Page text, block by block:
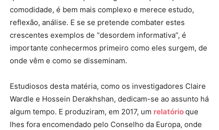
comodidade, é bem mais complexo e merece estudo,
reflexão, análise. E se se pretende combater estes
crescentes exemplos de “desordem informativa”, é
importante conhecermos primeiro como eles surgem, de
onde vêm e como se disseminam.
Estudiosos desta matéria, como os investigadores Claire
Wardle e Hossein Derakhshan, dedicam-se ao assunto há
algum tempo. E produziram, em 2017, um relatórioque
lhes fora encomendado pelo Conselho da Europa, onde